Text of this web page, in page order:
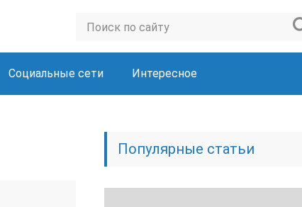
Социальные сети Интересное
Популярные статьи